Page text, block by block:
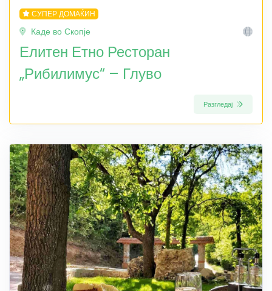
СУПЕР ДОМАЌИН
Каде во Скопје
Елитен Етно Ресторан
„Рибилимус“ – Глуво
Разгледај